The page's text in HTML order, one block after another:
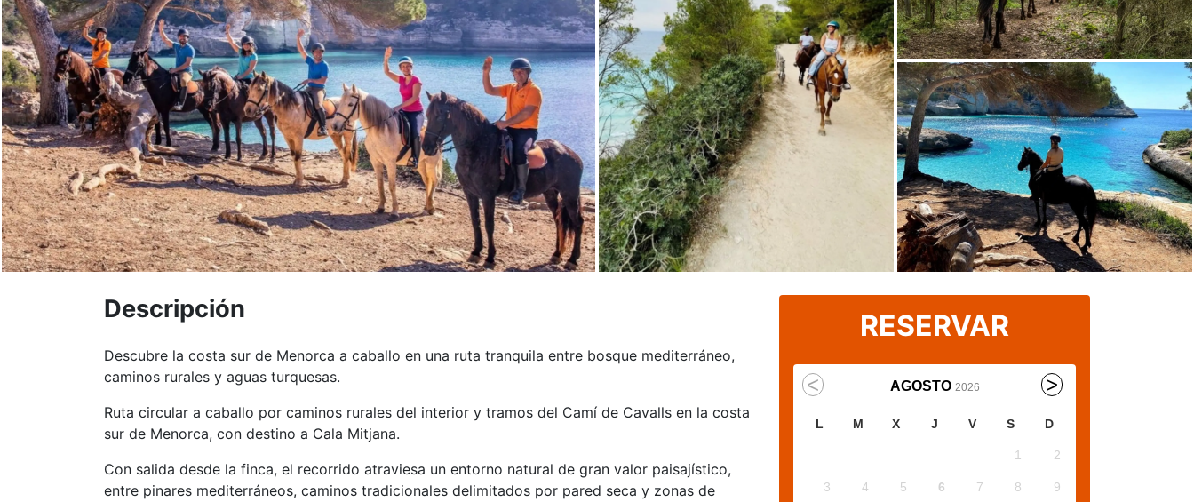
Descripción
Descubre la costa sur de Menorca a caballo en una ruta tranquila entre bosque mediterráneo,
caminos rurales y aguas turquesas.
Ruta circular a caballo por caminos rurales del interior y tramos del Camí de Cavalls en la costa
sur de Menorca, con destino a Cala Mitjana.
Con salida desde la finca, el recorrido atraviesa un entorno natural de gran valor paisajístico,
entre pinares mediterráneos, caminos tradicionales delimitados por pared seca y zonas de
RESERVAR
AGOSTO 2026
L M X J V S D
1 2
3 4 5 6 7 8 9